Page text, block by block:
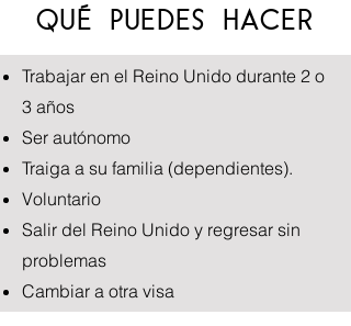
QUÉ PUEDES HACER
Trabajar en el Reino Unido durante 2 o
3 años
Ser autónomo
Traiga a su familia (dependientes).
Voluntario
Salir del Reino Unido y regresar sin
problemas
Cambiar a otra visa